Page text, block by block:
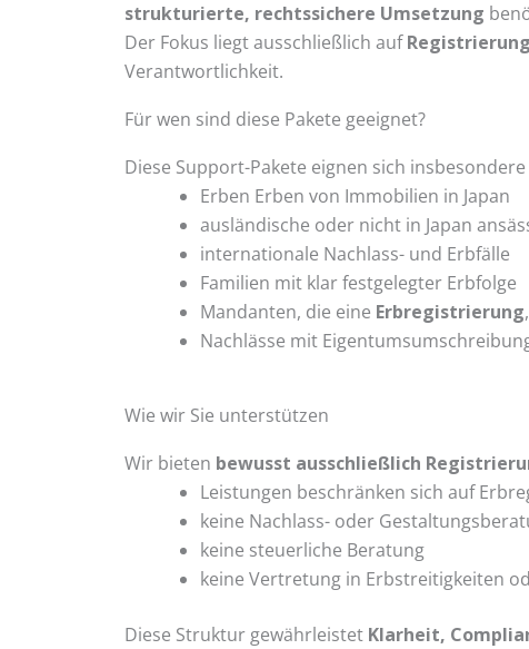
strukturierte, rechtssichere Umsetzung
Der Fokus liegt ausschließlich auf
Verantwortlichkeit.
Für wen sind diese Pakete geeignet?
Diese Support-Pakete eignen sich
Erben Erben von Immobilien in Japan
ausländische oder nicht in Japan
internationale Nachlass- und Erbfälle
Familien mit klar festgelegter Erbfolge
Mandanten, die eine Erbregistrierung
Nachlässe mit
Wie wir Sie unterstützen
Wir bieten bewusst ausschließlich
Leistungen beschränken sich auf
keine Nachlass- oder
keine steuerliche Beratung
keine Vertretung in Erbstreitigkeiten
Diese Struktur gewährleistet Klarheit,